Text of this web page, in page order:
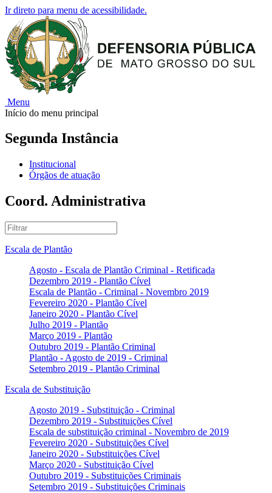
Ir direto para menu de acessibilidade.
Menu
Início do menu principal
Segunda Instância
Institucional
Órgãos de atuação
Coord. Administrativa
Escala de Plantão
Agosto - Escala de Plantão Criminal - Retificada
Dezembro 2019 - Plantão Cível
Escala de Plantão - Criminal - Novembro 2019
Fevereiro 2020 - Plantão Cível
Janeiro 2020 - Plantão Cível
Julho 2019 - Plantão
Março 2019 - Plantão
Outubro 2019 - Plantão Criminal
Plantão - Agosto de 2019 - Criminal
Setembro 2019 - Plantão Criminal
Escala de Substituição
Agosto 2019 - Substituição - Criminal
Dezembro 2019 - Substituições Cível
Escala de substituição criminal - Novembro de 2019
Fevereiro 2020 - Substituições Cível
Janeiro 2020 - Substituições Cível
Março 2020 - Substituição Cível
Outubro 2019 - Substituições Criminais
Setembro 2019 - Substituições Criminais